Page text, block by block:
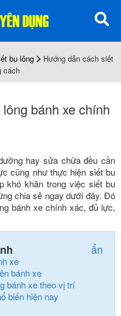
bu lông
Hướng dẫn cách siết
cách
bánh xe chính
hay sửa chữa đều cần
cũng như thực hiện siết bu
khó khăn trong việc siết bu
chia sẻ ngay dưới đây. Đó
bánh xe chính xác, đủ lực,
ẩn
xe
bánh xe
bánh xe theo vị trí
biến hiện nay